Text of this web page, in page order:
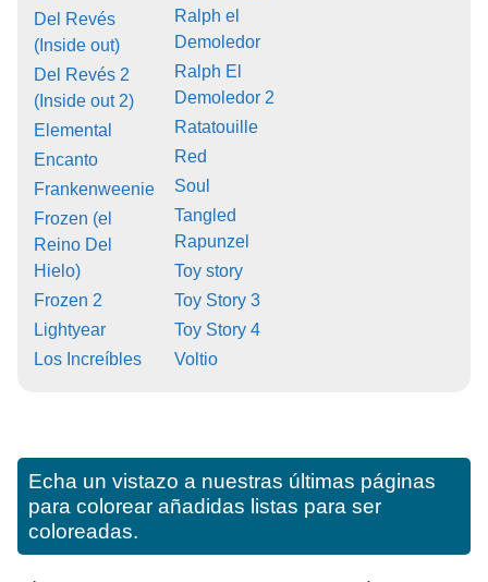
Del Revés
(Inside out)
Del Revés 2
(Inside out 2)
Elemental
Encanto
Frankenweenie
Frozen (el
Reino Del
Hielo)
Frozen 2
Lightyear
Los Increíbles
Ralph el
Demoledor
Ralph El
Demoledor 2
Ratatouille
Red
Soul
Tangled
Rapunzel
Toy story
Toy Story 3
Toy Story 4
Voltio
Echa un vistazo a nuestras últimas páginas
para colorear añadidas listas para ser
coloreadas.